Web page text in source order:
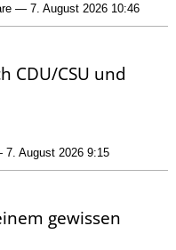
— 7. August 2026 10:46
CDU/CSU und
7. August 2026 9:15
gewissen